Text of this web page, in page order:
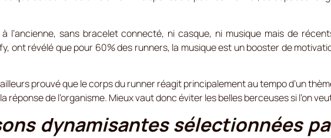
l’ancienne, sans bracelet connecté, ni casque, ni musique mais de
ont révélé que pour 60% des runners, la musique est un booster de
prouvé que le corps du runner réagit principalement au tempo d’un
réponse de l’organisme. Mieux vaut donc éviter les belles berceuses si l’on
dynamisantes sélectionnées